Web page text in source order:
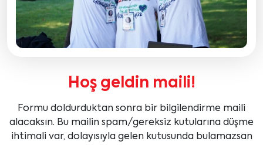
Hoş geldin maili!
Formu doldurduktan sonra bir bilgilendirme maili
alacaksın. Bu mailin spam/gereksiz kutularına düşme
ihtimali var, dolayısıyla gelen kutusunda bulamazsan